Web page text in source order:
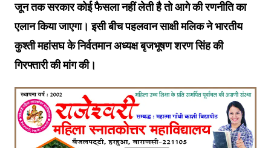
जून तक सरकार कोई फैसला नहीं लेती है तो आगे की रणनीति का
एलान किया जाएगा। इसी बीच पहलवान साक्षी मलिक ने भारतीय
कुश्ती महांसघ के निर्वतमान अध्यक्ष बृजभूषण शरण सिंह की
गिरफ्तारी की मांग की।